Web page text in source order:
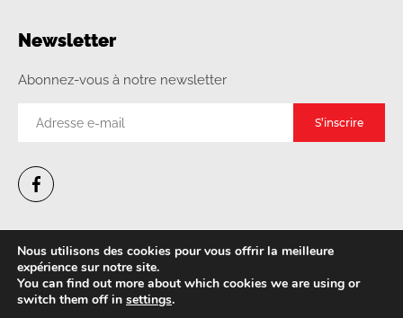
Newsletter
Abonnez-vous à notre newsletter
© Copyright 2020,
Nous utilisons des cookies pour vous offrir la meilleure
expérience sur notre site.
You can find out more about which cookies we are using or
switch them off in settings.